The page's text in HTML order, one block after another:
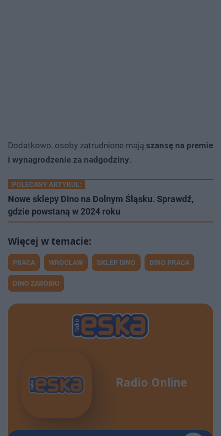
Dodatkowo, osoby zatrudnione mają szansę na premie
i wynagrodzenie za nadgodziny.
POLECANY ARTYKUŁ:
Nowe sklepy Dino na Dolnym Śląsku. Sprawdź,
gdzie powstaną w 2024 roku
PRACA WROCŁAW SKLEP DINO DINO PRACA
DINO ZAROBKI
Radio Online